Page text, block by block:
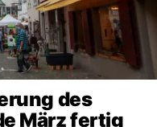
des
März fertig